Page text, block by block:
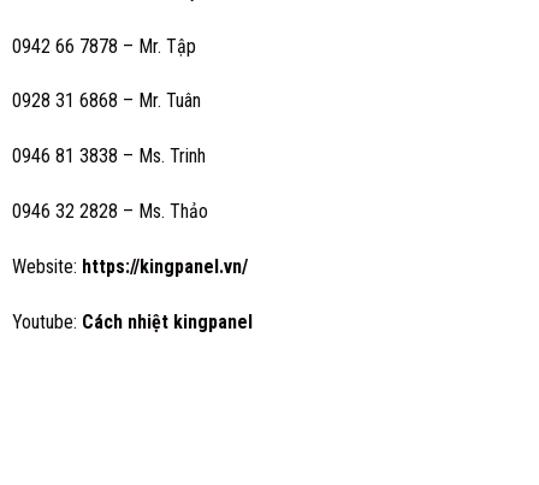
0942 66 7878 – Mr. Tập
0928 31 6868 – Mr. Tuân
0946 81 3838 – Ms. Trinh
0946 32 2828 – Ms. Thảo
Website: https://kingpanel.vn/
Youtube: Cách nhiệt kingpanel